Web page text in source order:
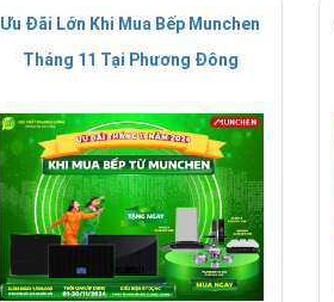
Ưu Đãi Lớn Khi Mua Bếp Munchen
Tháng 11 Tại Phương Đông